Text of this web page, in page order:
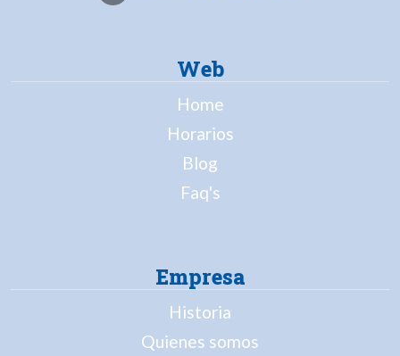
Web
Home
Horarios
Blog
Faq's
Empresa
Historia
Quienes somos